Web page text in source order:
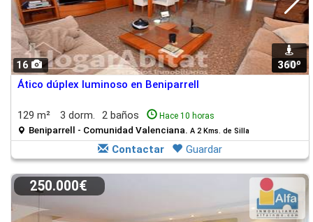
16 1
360º
Ático dúplex luminoso en Beniparrell
129 m² 3 dorm. 2 baños Hace 10 horas
Beniparrell - Comunidad Valenciana. A 2 Kms. de Silla
Contactar Guardar
250.000€